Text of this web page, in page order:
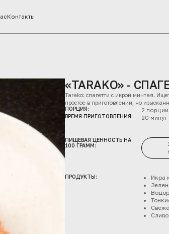
Контакты
«TARAKO» -
Tarako: спагетти с икрой минтая.
простое в приготовлении, но
ПОРЦИЯ: 2 порции
ВРЕМЯ ПРИГОТОВЛЕНИЯ: 20 минут
ПИЩЕВАЯ ЦЕННОСТЬ НА
100 ГРАММ:
ПРОДУКТЫ:
Икра